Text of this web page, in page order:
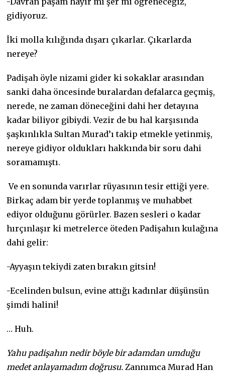
gidiyoruz.
İki molla kılığında dışarı çıkarlar. Çıkarlarda
nereye?
Padişah öyle nizami gider ki sokaklar arasından
sanki daha öncesinde buralardan defalarca geçmiş,
nerede, ne zaman döneceğini dahi her detayına
kadar biliyor gibiydi. Vezir de bu hal karşısında
şaşkınlıkla Sultan Murad’ı takip etmekle yetinmiş,
nereye gidiyor oldukları hakkında bir soru dahi
soramamıştı.
Ve en sonunda varırlar rüyasının tesir ettiği yere.
Birkaç adam bir yerde toplanmış ve muhabbet
ediyor olduğunu görürler. Bazen sesleri o kadar
hırçınlaşır ki metrelerce öteden Padişahın kulağına
dahi gelir:
-Ayyaşın tekiydi zaten bırakın gitsin!
-Ecelinden bulsun, evine attığı kadınlar düşünsün
şimdi halini!
… Huh.
Yahu padişahın nedir böyle bir adamdan umduğu
medet anlayamadım doğrusu.Zannımca Murad Han